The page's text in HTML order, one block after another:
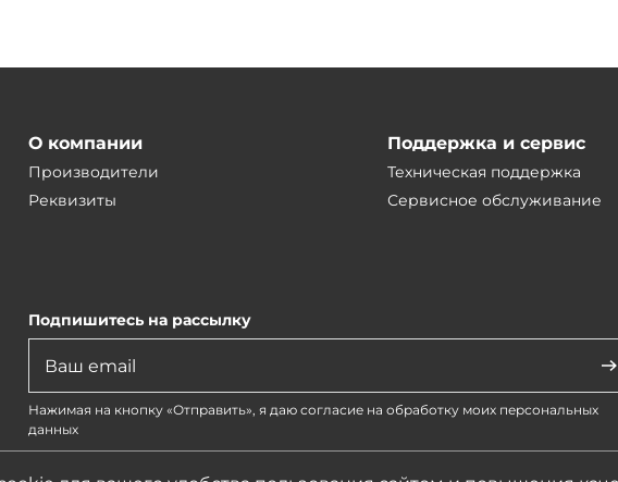
О компании
Производители
Реквизиты
Поддержка и сервис
Техническая поддержка
Сервисное обслуживание
Подпишитесь на рассылку
Нажимая на кнопку «Отправить», я даю согласие на обработку моих персональных
данных
Все материалы, характеристики, цены представленные на сайте не являются публичной офертой.